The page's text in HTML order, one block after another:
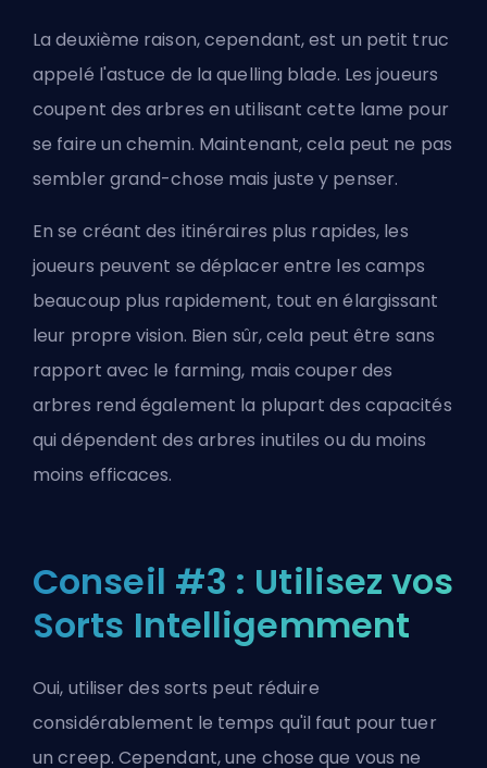
La deuxième raison, cependant, est un petit truc
appelé l'astuce de la quelling blade. Les joueurs
coupent des arbres en utilisant cette lame pour
se faire un chemin. Maintenant, cela peut ne pas
sembler grand-chose mais juste y penser.
En se créant des itinéraires plus rapides, les
joueurs peuvent se déplacer entre les camps
beaucoup plus rapidement, tout en élargissant
leur propre vision. Bien sûr, cela peut être sans
rapport avec le farming, mais couper des
arbres rend également la plupart des capacités
qui dépendent des arbres inutiles ou du moins
moins efficaces.
Conseil #3 : Utilisez vos
Sorts Intelligemment
Oui, utiliser des sorts peut réduire
considérablement le temps qu'il faut pour tuer
un creep. Cependant, une chose que vous ne